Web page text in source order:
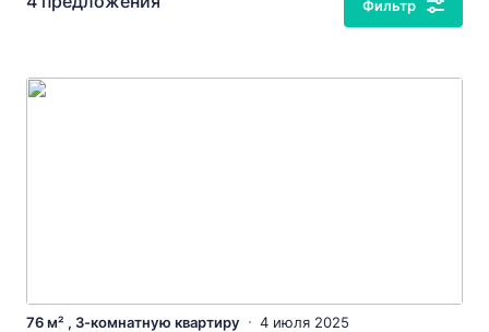
Фильтр
76 м² , 3-комнатную квартиру 4 июля 2025